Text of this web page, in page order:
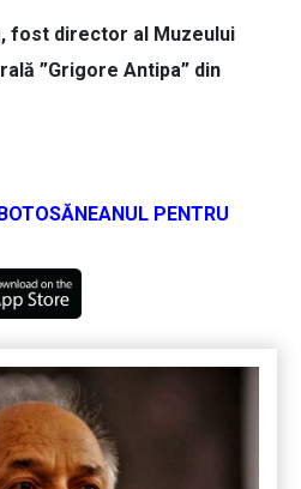
fost director al Muzeului
”Grigore Antipa” din
PENTRU